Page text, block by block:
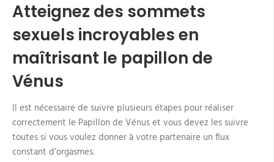
Atteignez des sommets
sexuels incroyables en
maîtrisant le papillon de
Vénus
Il est nécessaire de suivre plusieurs étapes pour réaliser
correctement le Papillon de Vénus et vous devez les suivre
toutes si vous voulez donner à votre partenaire un flux
constant d’orgasmes.